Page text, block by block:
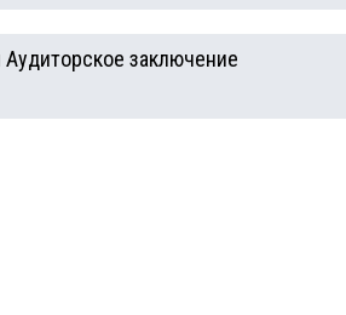
Аудиторское заключение